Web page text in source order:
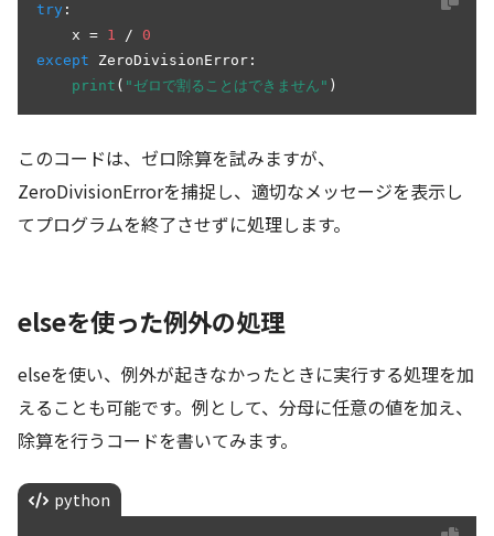
try :
    x =
1 / 0
except ZeroDivisionError:
print ( "ゼロで割ることはできません" )
このコードは、ゼロ除算を試みますが、
ZeroDivisionErrorを捕捉し、適切なメッセージを表示し
てプログラムを終了させずに処理します。
elseを使った例外の処理
elseを使い、例外が起きなかったときに実行する処理を加
えることも可能です。例として、分母に任意の値を加え、
除算を行うコードを書いてみます。
python